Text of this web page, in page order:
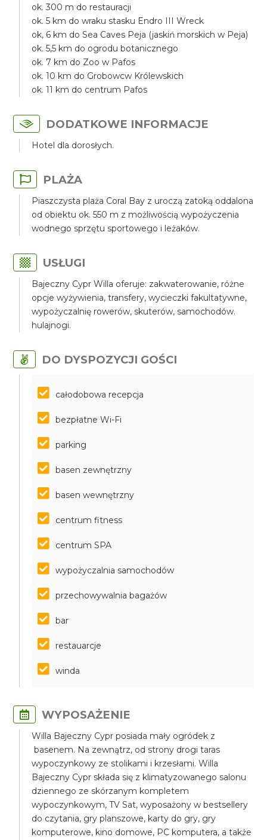
ok. 300 m do restauracji
ok. 5 km do wraku stasku Endro III Wreck
ok, 6 km do Sea Caves Peja (jaskiń morskich w Peja)
ok. 5,5 km do ogrodu botanicznego
ok. 7 km do Zoo w Pafos
ok. 10 km do Grobowcw Królewskich
ok. 11 km do centrum Pafos
DODATKOWE INFORMACJE
Hotel dla dorosłych.
PLAŻA
Piaszczysta plaża Coral Bay z uroczą zatoką oddalona
od obiektu ok. 550 m z możliwością wypożyczenia
wodnego sprzętu sportowego i leżaków.
USŁUGI
Bajeczny Cypr Willa oferuje: zakwaterowanie, różne
opcje wyżywienia, transfery, wycieczki fakultatywne,
wypożyczalnię rowerów, skuterów, samochodów.
hulajnogi.
DO DYSPOZYCJI GOŚCI
całodobowa recepcja
bezpłatne Wi-Fi
parking
basen zewnętrzny
basen wewnętrzny
centrum fitness
centrum SPA
wypożyczalnia samochodów
przechowywalnia bagażów
bar
restauarcje
winda
WYPOSAŻENIE
Willa Bajeczny Cypr posiada mały ogródek z
basenem. Na zewnątrz, od strony drogi taras
wypoczynkowy ze stolikami i krzesłami. Willa
Bajeczny Cypr składa się z klimatyzowanego salonu
dziennego ze skórzanym kompletem
wypoczynkowym, TV Sat, wyposażony w bestsellery
do czytania, gry planszowe, karty do gry, gry
komputerowe, kino domowe, PC komputera, a także